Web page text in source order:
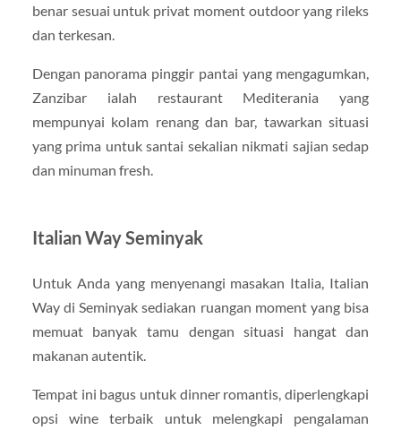
benar sesuai untuk privat moment outdoor yang rileks
dan terkesan.
Dengan panorama pinggir pantai yang mengagumkan,
Zanzibar ialah restaurant Mediterania yang
mempunyai kolam renang dan bar, tawarkan situasi
yang prima untuk santai sekalian nikmati sajian sedap
dan minuman fresh.
Italian Way Seminyak
Untuk Anda yang menyenangi masakan Italia, Italian
Way di Seminyak sediakan ruangan moment yang bisa
memuat banyak tamu dengan situasi hangat dan
makanan autentik.
Tempat ini bagus untuk dinner romantis, diperlengkapi
opsi wine terbaik untuk melengkapi pengalaman